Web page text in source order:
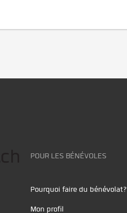
POUR LES BÉNÉVOLES
Pourquoi faire du bénévolat?
Mon profil